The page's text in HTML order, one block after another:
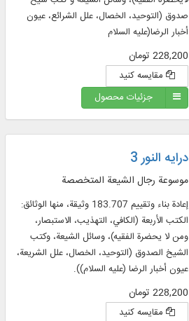
صدوق (التوحید، الخصال، علل الشرائع، عیون
أخبار الرضا(علیه السلام
228,200 تومان
مقایسه کنید
جزئیات محصول
درایه النور 3
موسوعة رجال الشيعة المتخصصة
إعادة بناء وتقييم 183.707 وثيقة، منها الوثائق:
الكتب الأربعة (الكافي، التهذيب، الاستبصار،
ومن لا يحضرة الفقيه)، وسائل الشيعة، وكتب
الشيخ الصدوق (التوحيد، الخصال، علل الشريعة،
عيون أخبار الرضا (عليه السلام)).
228,200 تومان
مقایسه کنید